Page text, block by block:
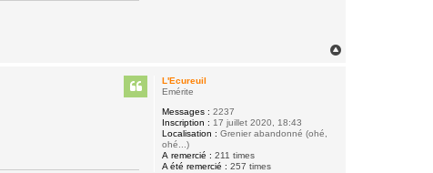
L'Ecureuil
Emérite
Messages : 2237
Inscription : 17 juillet 2020, 18:43
Localisation : Grenier abandonné (ohé,
ohé...)
A remercié : 211 times
A été remercié : 257 times